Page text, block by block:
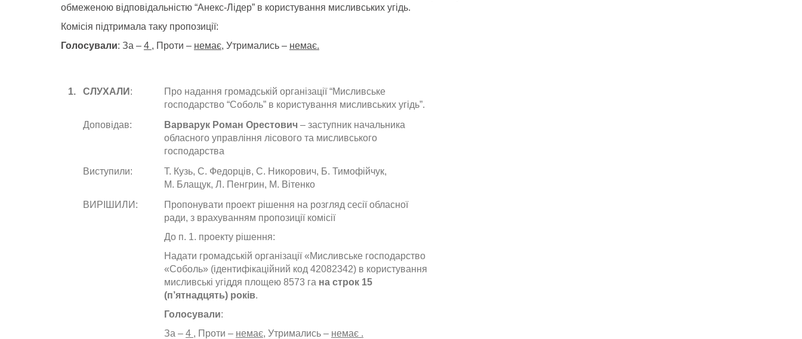
обмеженою відповідальністю “Анекс-Лідер” в користування мисливських угідь.
Комісія підтримала таку пропозиції:
Голосували: За – 4 , Проти – немає, Утримались – немає.
1. СЛУХАЛИ :
Про надання громадській організації “Мисливське
господарство “Соболь” в користування мисливських угідь”.
Доповідав:
Варварук Роман Орестович – заступник начальника
обласного управління лісового та мисливського
господарства
Виступили:
Т. Кузь, С. Федорців, С. Никорович, Б. Тимофійчук,
М. Блащук, Л. Пенгрин, М. Вітенко
ВИРІШИЛИ:
Пропонувати проект рішення на розгляд сесії обласної
ради, з врахуванням пропозиції комісії
До п. 1. проекту рішення:
Надати громадській організації «Мисливське господарство
«Соболь» (ідентифікаційний код 42082342) в користування
мисливські угіддя площею 8573 га на строк 15
(п’ятнадцять) років.
Голосували:
За – 4 , Проти – немає, Утримались – немає .